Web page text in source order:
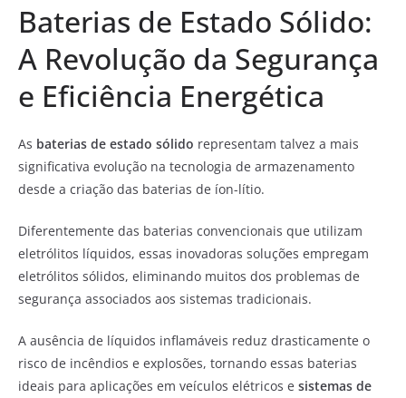
Baterias de Estado Sólido:
A Revolução da Segurança
e Eficiência Energética
As baterias de estado sólido representam talvez a mais
significativa evolução na tecnologia de armazenamento
desde a criação das baterias de íon-lítio.
Diferentemente das baterias convencionais que utilizam
eletrólitos líquidos, essas inovadoras soluções empregam
eletrólitos sólidos, eliminando muitos dos problemas de
segurança associados aos sistemas tradicionais.
A ausência de líquidos inflamáveis reduz drasticamente o
risco de incêndios e explosões, tornando essas baterias
ideais para aplicações em veículos elétricos e sistemas de